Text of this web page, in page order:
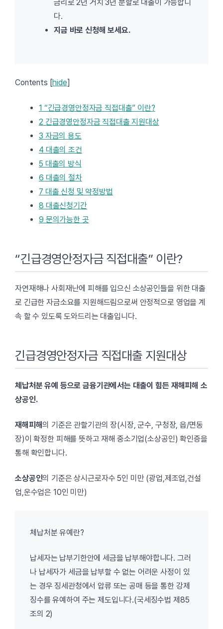
금리로 2년 거치 3년 분할로 대출이 가능합니
다.
지금 바로 신청해 보세요.
Contents [hide]
1 “긴급경영안정자금 직접대출” 이란?
2 긴급경영안정자금 직접대출 지원대상
3 자금의 용도
4 대출의 조건
5 대출의 방식
6 대출의 절차
7 대출 신청 및 약정방법
8 대출신청기간
9 문의가능한 곳
“긴급경영안정자금 직접대출” 이란?
자연재해나 사회재난에 피해를 입으신 소상공인들을 위한 대출
로 긴급한 자금소요를 지원해드림으로써 안정적으로 영업을 계
속 할 수 있도록 도와드리는 대출입니다.
긴급경영안정자금 직접대출 지원대상
체납처분 유예 등으로 금융기관에서는 대출이 힘든 재해피해 소
상공인.
재해피해의 기준은 관할기관의 장(시장, 군수, 구청장, 읍/면동
장)이 확정한 피해를 뜻하고 재해 중소기업(소상공인) 확인증을
통해 확인합니다.
소상공인의 기준은 상시근로자수 5인 미만 (광업,제조업,건설
업,운수업은 10인 미만)
체납처분 유예란?
납세자는 납부기한안에 세금을 납부해야합니다. 그러
나 납세자가 세금을 납부할 수 없는 어려운 사정이 있
는 경우 징세관청에서 압류 또는 공매 등을 통한 강제
징수를 유예하여 주는 제도입니다.(국세징수법 제85
조의 2)